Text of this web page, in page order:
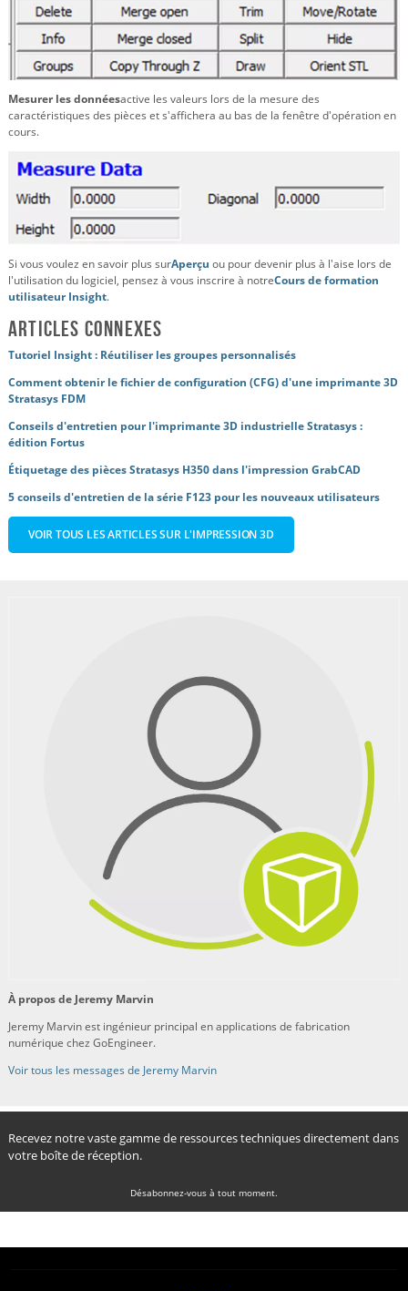
Mesurer les donnéesactive les valeurs lors de la mesure des
caractéristiques des pièces et s'affichera au bas de la fenêtre d'opération en
cours.
Si vous voulez en savoir plus surAperçu ou pour devenir plus à l'aise lors de
l'utilisation du logiciel, pensez à vous inscrire à notreCours de formation
utilisateur Insight.
Articles connexes
Tutoriel Insight : Réutiliser les groupes personnalisés
Comment obtenir le fichier de configuration (CFG) d'une imprimante 3D
Stratasys FDM
Conseils d'entretien pour l'imprimante 3D industrielle Stratasys :
édition Fortus
Étiquetage des pièces Stratasys H350 dans l'impression GrabCAD
5 conseils d'entretien de la série F123 pour les nouveaux utilisateurs
VOIR TOUS LES ARTICLES SUR L'IMPRESSION 3D
À propos de Jeremy Marvin
Jeremy Marvin est ingénieur principal en applications de fabrication
numérique chez GoEngineer.
Voir tous les messages de Jeremy Marvin
Recevez notre vaste gamme de ressources techniques directement dans
votre boîte de réception.
Désabonnez-vous à tout moment.